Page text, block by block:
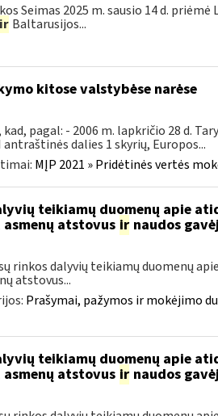
Seimas 2025 m. sausio 14 d.
ir Baltarusijos...
kitose valstybėse narėse
pagal: - 2006 m. lapkričio 28 d.
dalies 1 skyrių, Europos...
MĮP 2021 » Pridėtinės vertės
teikiamų duomenų apie
atstovus irnaudos
rinkos dalyvių teikiamų duomenų
atstovus...
Prašymai, pažymos ir mokėjimo
teikiamų duomenų apie
atstovus irnaudos